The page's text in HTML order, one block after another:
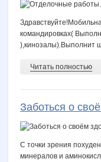
командировках(
),кинозалы).Выполнит
Читать полностью
Заботься о
С точки зрения
минералов и